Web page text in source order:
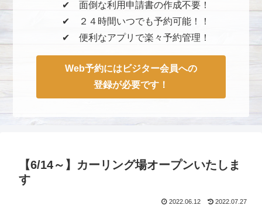
✔︎ 面倒な利用申請書の作成不要！
✔︎ ２４時間いつでも予約可能！！
✔︎ 便利なアプリで楽々予約管理！
Web予約にはビジター会員への
登録が必要です！
【6/14～】カーリング場オープンいたしま
す
2022.06.12 2022.07.27